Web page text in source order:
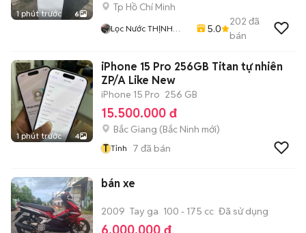
1 phút trước 6
Tp Hồ Chí Minh
Lọc Nước THỊNH
5.0
202 đã
bán
1 phút trước 4
iPhone 15 Pro 256GB Titan tự nhiên
ZP/A Like New
iPhone 15 Pro 256 GB
15.500.000 đ
Bắc Giang (Bắc Ninh mới)
T Tỉnh 7 đã bán
bán xe
2009 Tay ga 100 - 175 cc Đã sử dụng